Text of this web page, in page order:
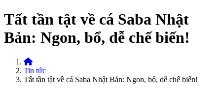
Tất tần tật về cá Saba Nhật
Bản: Ngon, bổ, dễ chế biến!
Home
Tin tức
Tất tần tật về cá Saba Nhật Bản: Ngon, bổ, dễ chế biến!